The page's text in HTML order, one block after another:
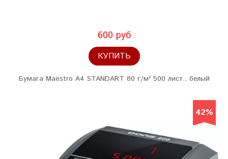
600 руб
КУПИТЬ
Бумага Maestro A4 STANDART 80 г/м² 500 лист., белый
42%